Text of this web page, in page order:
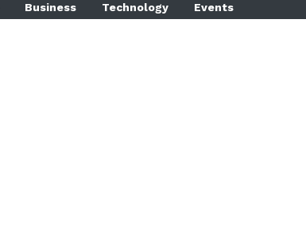
Business Technology Events